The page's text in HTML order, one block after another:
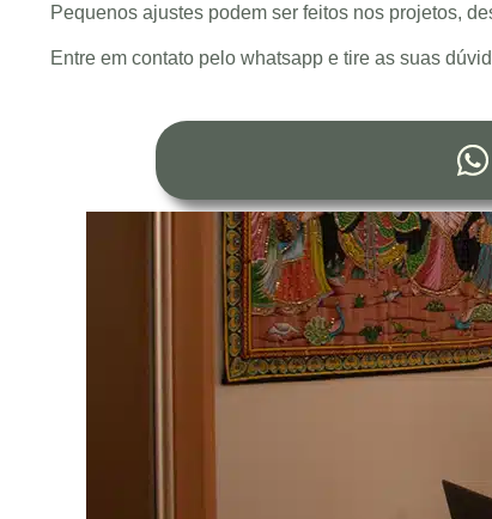
Pequenos ajustes podem ser feitos nos projetos,
Entre em contato pelo whatsapp e tire as suas